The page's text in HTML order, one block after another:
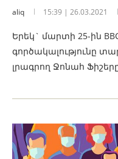
aliq 15:39 | 26.03.2021
Երեկ` մարտի 25-ին
գործակալությունը
լրագրող Ջոնահ